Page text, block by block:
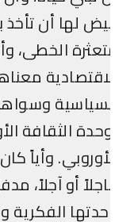
لها أن تأخذ
الخطى، وأن
معناها
وسواها
الثقافة
وأياً كان
أو آجلاً،
الفكرية